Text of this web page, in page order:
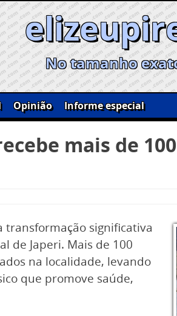
No tamanho
Opinião
Informe especial
mais de
transformação significativa
de Japeri. Mais de 100
na localidade, levando
que promove saúde,